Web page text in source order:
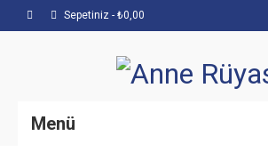
Sepetiniz - ₺0,00
Menü